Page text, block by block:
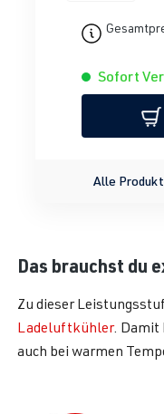
Sofort
Alle
Das brauchst du
Zu dieser
Ladeluftkühler. Damit
auch bei warmen